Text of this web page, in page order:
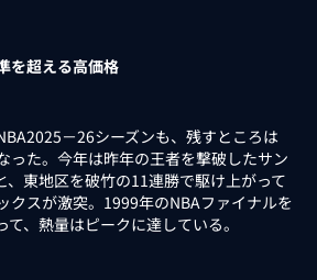
超える高価格
－26シーズンも、残すところは
った。今年は昨年の王者を撃破したサン
、東地区を破竹の11連勝で駆け上がって
クスが激突。1999年のNBAファイナルを
、熱量はピークに達している。